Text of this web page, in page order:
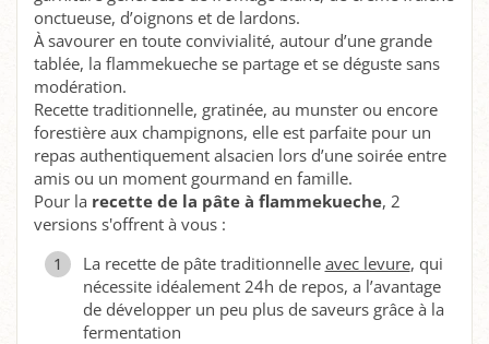
onctueuse, d’oignons et de lardons.
À savourer en toute convivialité, autour d’une grande
tablée, la flammekueche se partage et se déguste sans
modération.
Recette traditionnelle, gratinée, au munster ou encore
forestière aux champignons, elle est parfaite pour un
repas authentiquement alsacien lors d’une soirée entre
amis ou un moment gourmand en famille.
Pour la recette de la pâte à flammekueche, 2
versions s'offrent à vous :
La recette de pâte traditionnelle avec levure, qui
nécessite idéalement 24h de repos, a l’avantage
de développer un peu plus de saveurs grâce à la
fermentation